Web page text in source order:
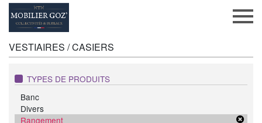
VESTIAIRES / CASIERS
TYPES DE PRODUITS
Banc
Divers
Rangement